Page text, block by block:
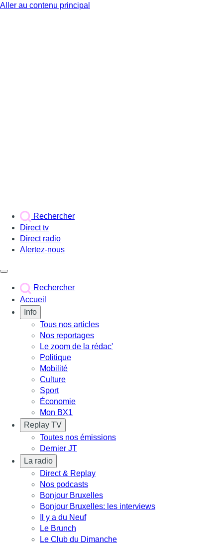
Aller au contenu principal
Rechercher
Direct tv
Direct radio
Alertez-nous
Rechercher
Accueil
Info
Tous nos articles
Nos reportages
Le zoom de la rédac'
Politique
Mobilité
Culture
Sport
Économie
Mon BX1
Replay TV
Toutes nos émissions
Dernier JT
La radio
Direct & Replay
Nos podcasts
Bonjour Bruxelles
Bonjour Bruxelles: les interviews
Il y a du Neuf
Le Brunch
Le Club du Dimanche